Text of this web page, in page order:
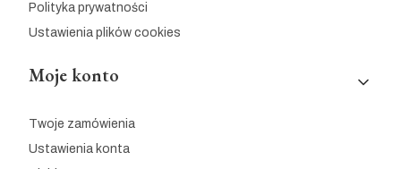
Polityka prywatności
Ustawienia plików cookies
Moje konto
Twoje zamówienia
Ustawienia konta